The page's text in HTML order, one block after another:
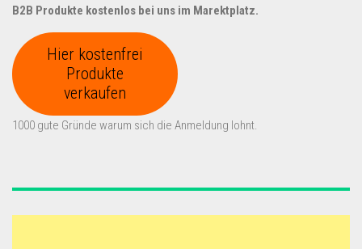
B2B Produkte kostenlos bei uns im Marektplatz.
Hier kostenfrei
Produkte
verkaufen
1000 gute Gründe warum sich die Anmeldung lohnt.